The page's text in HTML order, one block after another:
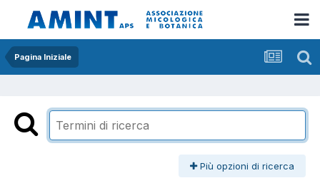
Pagina Iniziale
Più opzioni di ricerca